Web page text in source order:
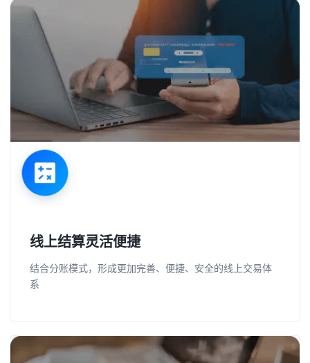
线上结算灵活便捷
结合分账模式，形成更加完善、便捷、安全的线上交易体
系